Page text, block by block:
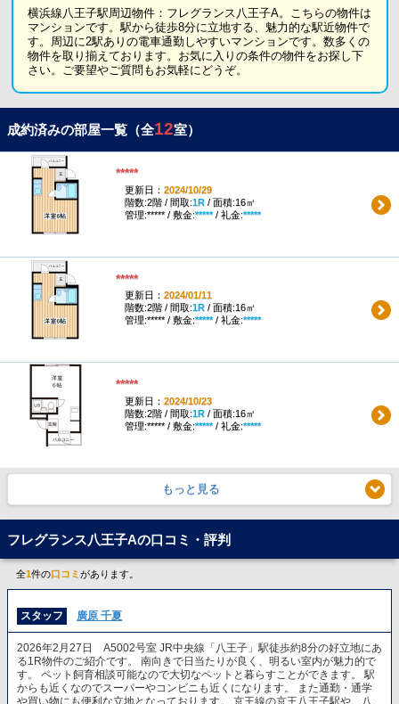
横浜線八王子駅周辺物件：フレグランス八王子A。こちらの物件は
マンションです。駅から徒歩8分に立地する、魅力的な駅近物件で
す。周辺に2駅ありの電車通勤しやすいマンションです。数多くの
物件を取り揃えております。お気に入りの条件の物件をお探し下
さい。ご要望やご質問もお気軽にどうぞ。
成約済みの部屋一覧（全12室）
*****
更新日： 2024/10/29
階数:2階 / 間取:1R/ 面積:16㎡
管理:***** / 敷金:*****/ 礼金:*****
*****
更新日： 2024/01/11
階数:2階 / 間取:1R/ 面積:16㎡
管理:***** / 敷金:*****/ 礼金:*****
*****
更新日： 2024/10/23
階数:2階 / 間取:1R/ 面積:16㎡
管理:***** / 敷金:*****/ 礼金:*****
もっと見る
フレグランス八王子Aの口コミ・評判
全1件の口コミがあります。
スタッフ 廣原 千夏
2026年2月27日 A5002号室 JR中央線「八王子」駅徒歩約8分の好立地にあ
る1R物件のご紹介です。 南向きで日当たりが良く、明るい室内が魅力的で
す。 ペット飼育相談可能なので大切なペットと暮らすことができます。 駅
からも近くなのでスーパーやコンビニも近くになります。 また通勤・通学